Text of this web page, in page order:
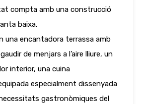
compta amb una construcció
baixa.
una encantadora terrassa amb
de menjars a l’aire lliure, un
interior, una cuina
especialment dissenyada
gastronòmiques del